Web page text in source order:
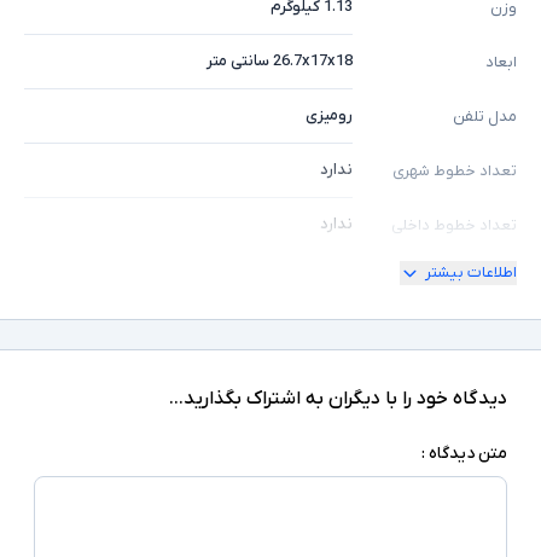
وزن 1.13 کیلوگرم
ابعاد 26.7x17x18 سانتی متر
مدل تلفن رومیزی
تعداد خطوط شهری ندارد
تعداد خطوط داخلی ندارد
قابلیت ارتقا خطوط
پشتیبانی از PoE دارد
نمایشگر رنگی
اطلاعات بیشتر
دیدگاه خود را با دیگران به اشتراک بگذارید...
متن دیدگاه :